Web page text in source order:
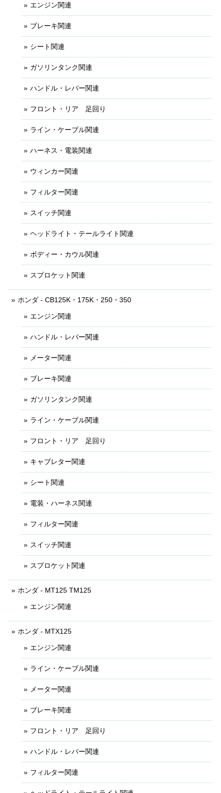
エンジン関連
ブレーキ関連
シート関連
ガソリンタンク関連
ハンドル・レバー関連
フロント・リア 足回り
ライン・ケーブル関連
ハーネス・電装関連
ウィンカー関連
フィルター関連
スイッチ関連
ヘッドライト・テールライト関連
ボディー・カウル関連
スプロケット関連
ホンダ - CB125K・175K・250・350
エンジン関連
ハンドル・レバー関連
メーター関連
ブレーキ関連
ガソリンタンク関連
ライン・ケーブル関連
フロント・リア 足回り
キャブレター関連
シート関連
電装・ハーネス関連
フィルター関連
スイッチ関連
スプロケット関連
ホンダ - MT125 TM125
エンジン関連
ホンダ - MTX125
エンジン関連
ライン・ケーブル関連
メーター関連
ブレーキ関連
フロント・リア 足回り
ハンドル・レバー関連
フィルター関連